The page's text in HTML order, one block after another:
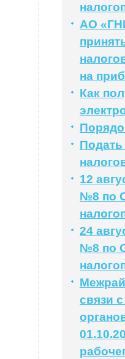
АО
на
Как
12
№8 по
24
№8 по
связи